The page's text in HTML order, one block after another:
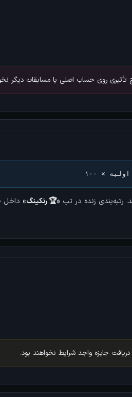
روی حساب اصلی یا مسابقات دیگر
رتبه‌بندی زنده در تب «🏆 رنکینگ» داخل
جایزه واجد شرایط نخواهند بود.